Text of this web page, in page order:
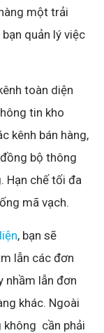
một trải
quản lý việc
toàn diện
tin kho
kênh bán hàng,
bộ thông
Hạn chế tối đa
mã vạch.
, bạn sẽ
lẫn các đơn
nhầm lẫn đơn
khác. Ngoài
không cần phải